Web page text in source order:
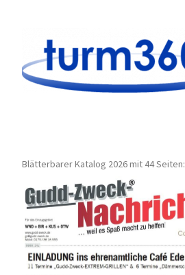
Blätterbarer Katalog 2026 mit 44 Seiten: